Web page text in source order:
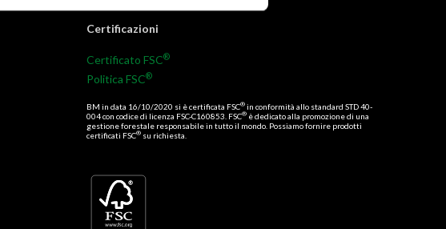
Certificazioni
Certificato FSC®
Politica FSC®
BM in data 16/10/2020 si è certificata FSC® in conformità allo standard STD 40-
004 con codice di licenza FSC-C160853. FSC® è dedicato alla promozione di una
gestione forestale responsabile in tutto il mondo. Possiamo fornire prodotti
certificati FSC® su richiesta.